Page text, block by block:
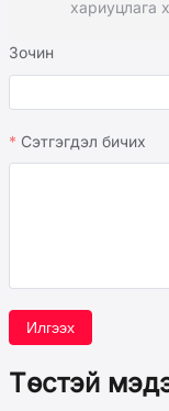
хариуцлага
Зочин
Сэтгэгдэл бичих
Илгээх
Төстэй